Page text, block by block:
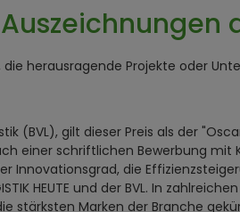
herausragende Projekte oder
(BVL), gilt dieser Preis als der
einer schriftlichen Bewerbung
die
HEUTE und der BVL. In
stärksten Marken der Branche